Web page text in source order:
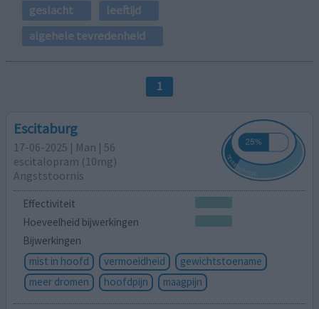
geslacht
leeftijd
algehele tevredenheid
1
Escitaburg
17-06-2025 | Man | 56
escitalopram (10mg)
Angststoornis
Effectiviteit
Hoeveelheid bijwerkingen
Bijwerkingen
mist in hoofd
vermoeidheid
gewichtstoename
meer dromen
hoofdpijn maagpijn